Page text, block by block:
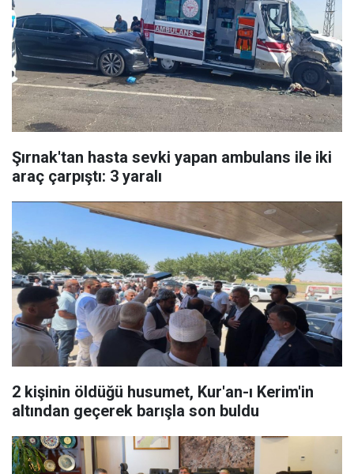
Şırnak'tan hasta sevki yapan ambulans ile iki
araç çarpıştı: 3 yaralı
2 kişinin öldüğü husumet, Kur'an-ı Kerim'in
altından geçerek barışla son buldu